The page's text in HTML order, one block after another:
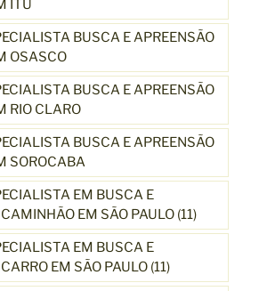
ITU
BUSCA E APREENSÃO
OSASCO
BUSCA E APREENSÃO
RIO CLARO
BUSCA E APREENSÃO
SOROCABA
EM BUSCA E
EM SÃO PAULO (11)
EM BUSCA E
EM SÃO PAULO (11)